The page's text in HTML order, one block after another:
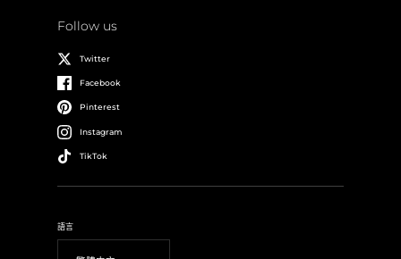
Follow us
Twitter
Facebook
Pinterest
Instagram
TikTok
語言